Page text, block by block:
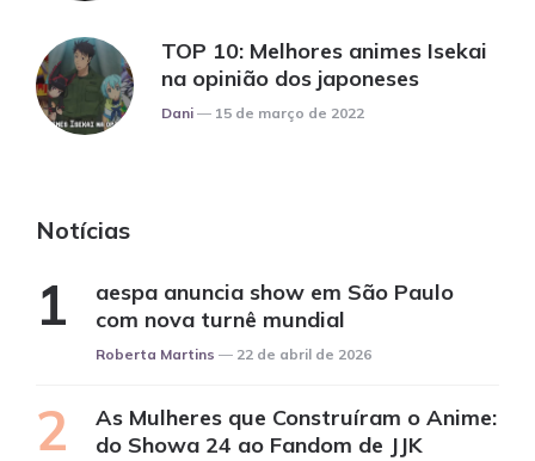
TOP 10: Melhores animes Isekai
na opinião dos japoneses
Posted
Dani 15 de março de 2022
Notícias
aespa anuncia show em São Paulo
com nova turnê mundial
Posted
Roberta Martins 22 de abril de 2026
As Mulheres que Construíram o Anime:
do Showa 24 ao Fandom de JJK